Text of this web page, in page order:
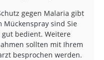
gegen Malaria gibt
sind Sie
bedient. Weitere
sollten mit Ihrem
besprochen werden.